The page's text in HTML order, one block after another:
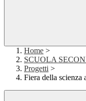
Home >
SCUOLA
Progetti >
Fiera della scienza